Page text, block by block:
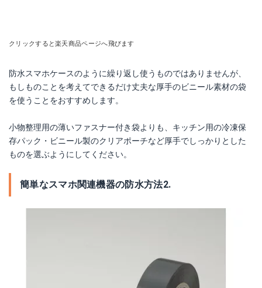
クリックすると楽天商品ページへ飛びます
防水スマホケースのように繰り返し使うものではありませんが、
もしものことを考えてできるだけ丈夫な厚手のビニール素材の袋
を使うことをおすすめします。
小物整理用の薄いファスナー付き袋よりも、キッチン用の冷凍保
存パック・ビニール製のクリアポーチなど厚手でしっかりとした
ものを選ぶようにしてください。
簡単なスマホ関連機器の防水方法2.